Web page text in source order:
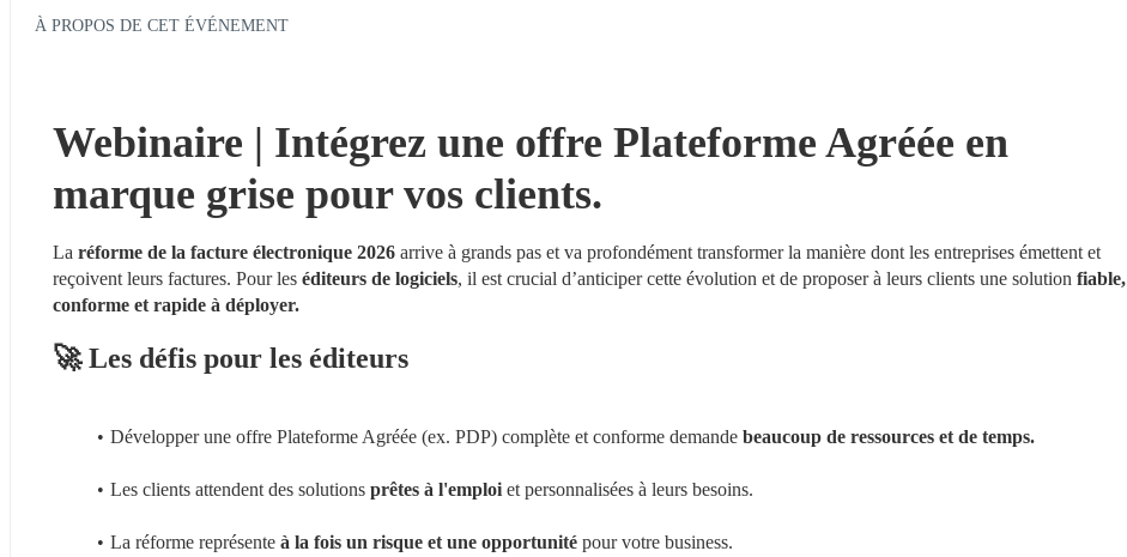
À PROPOS DE CET ÉVÉNEMENT
Webinaire | Intégrez une offre Plateforme Agréée en
marque grise pour vos clients.
La réforme de la facture électronique 2026 arrive à grands pas et va profondément transformer la manière dont les entreprises émettent et
reçoivent leurs factures. Pour les éditeurs de logiciels, il est crucial d’anticiper cette évolution et de proposer à leurs clients une solution fiable,
conforme et rapide à déployer.
🚀 Les défis pour les éditeurs
Développer une offre Plateforme Agréée (ex. PDP) complète et conforme demande beaucoup de ressources et de temps.
Les clients attendent des solutions prêtes à l'emploi et personnalisées à leurs besoins.
La réforme représente à la fois un risque et une opportunité pour votre business.